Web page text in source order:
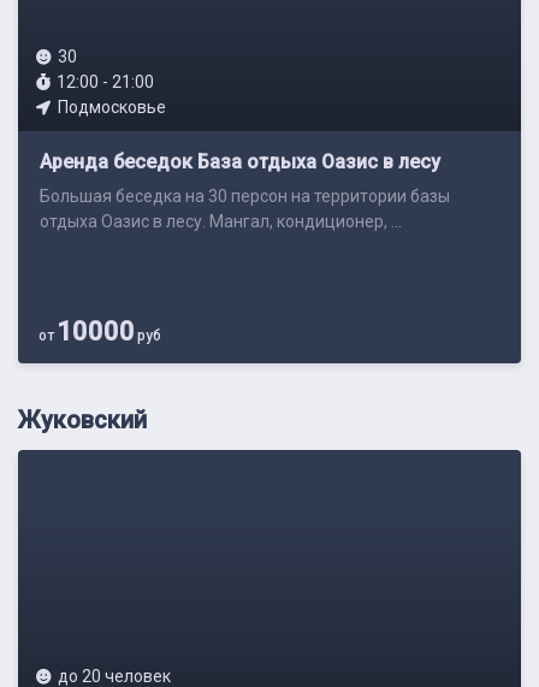
30
12:00 - 21:00
Подмосковье
Аренда беседок База отдыха Оазис в лесу
Большая беседка на 30 персон на территории базы
отдыха Оазис в лесу. Мангал, кондиционер, ...
от 10000 руб
Жуковский
до 20 человек